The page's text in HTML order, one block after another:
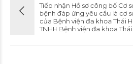
Tiếp nhận Hồ sơ công bố Cơ
bệnh đáp ứng yêu cầu là cơ
của Bệnh viện đa khoa Thái
TNHH Bệnh viện đa khoa